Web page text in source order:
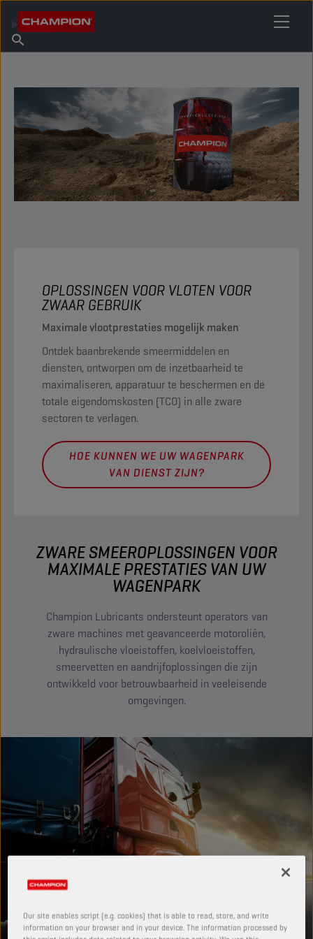
Over Champion
Vind een verkooppunt
OPLOSSINGEN VOOR VLOTEN VOOR
ZWAAR GEBRUIK
Maximale vlootprestaties mogelijk maken
Ontdek baanbrekende smeermiddelen en
diensten, ontworpen om de inzetbaarheid te
maximaliseren, apparatuur te beschermen en de
totale eigendomskosten (TCO) in alle zware
sectoren te verlagen.
HOE KUNNEN WE UW WAGENPARK
VAN DIENST ZIJN?
ZWARE SMEEROPLOSSINGEN VOOR
MAXIMALE PRESTATIES VAN UW
WAGENPARK
Champion Lubricants ondersteunt operators van
zware machines met geavanceerde motoroliën,
hydraulische vloeistoffen, koelvloeistoffen,
smeervetten en aandrijfoplossingen die zijn
ontwikkeld voor betrouwbaarheid in veeleisende
omgevingen.
Our site enables script (e.g. cookies) that is able to read, store, and write
information on your browser and in your device. The information processed by